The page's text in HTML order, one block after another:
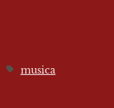
musica